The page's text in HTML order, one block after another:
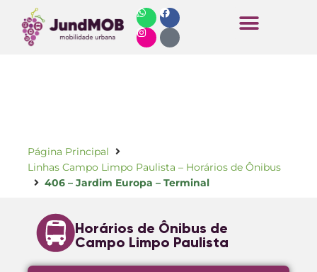
Página Principal
Linhas Campo Limpo Paulista – Horários de Ônibus
406 – Jardim Europa – Terminal
Horários de Ônibus de
Campo Limpo Paulista